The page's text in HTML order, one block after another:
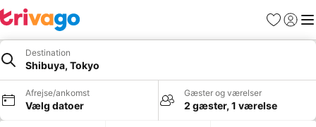
Favoritter
Log ind
Destination
Shibuya, Tokyo
Afrejse/ankomst
Vælg datoer
Gæster og værelser
2 gæster, 1 værelse